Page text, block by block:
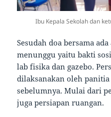
Ibu Kepala Sekolah dan
Sesudah doa bersama
menunggu yaitu bakti
lab fisika dan gazebo.
dilaksanakan oleh
sebelumnya. Mulai dari
juga persiapan ruangan.